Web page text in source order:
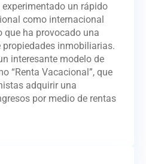
un rápido
como internacional
que ha provocado una
propiedades inmobiliarias.
interesante modelo de
“Renta Vacacional”, que
adquirir una
por medio de rentas